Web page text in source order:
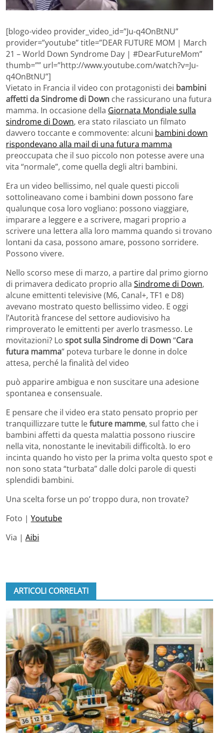
[blogo-video provider_video_id=”Ju-q4OnBtNU”
provider=”youtube” title=”DEAR FUTURE MOM | March
21 – World Down Syndrome Day | #DearFutureMom”
thumb=”” url=”http://www.youtube.com/watch?v=Ju-
q4OnBtNU”]
Vietato in Francia il video con protagonisti dei bambini
affetti da Sindrome di Down che rassicurano una futura
mamma. In occasione della Giornata Mondiale sulla
sindrome di Down, era stato rilasciato un filmato
davvero toccante e commovente: alcuni bambini down
rispondevano alla mail di una futura mamma
preoccupata che il suo piccolo non potesse avere una
vita “normale”, come quella degli altri bambini.
Era un video bellissimo, nel quale questi piccoli
sottolineavano come i bambini down possono fare
qualunque cosa loro vogliano: possono viaggiare,
imparare a leggere e a scrivere, magari proprio a
scrivere una lettera alla loro mamma quando si trovano
lontani da casa, possono amare, possono sorridere.
Possono vivere.
Nello scorso mese di marzo, a partire dal primo giorno
di primavera dedicato proprio alla Sindrome di Down,
alcune emittenti televisive (M6, Canal+, TF1 e D8)
avevano mostrato questo bellissimo video. E oggi
l’Autorità francese del settore audiovisivo ha
rimproverato le emittenti per averlo trasmesso. Le
movitazioni? Lo spot sulla Sindrome di Down“Cara
futura mamma” poteva turbare le donne in dolce
attesa, perché la finalità del video
può apparire ambigua e non suscitare una adesione
spontanea e consensuale.
E pensare che il video era stato pensato proprio per
tranquillizzare tutte lefuture mamme, sul fatto che i
bambini affetti da questa malattia possono riuscire
nella vita, nonostante le inevitabili difficoltà. Io ero
incinta quando ho visto per la prima volta questo spot e
non sono stata “turbata” dalle dolci parole di questi
splendidi bambini.
Una scelta forse un po’ troppo dura, non trovate?
Foto | Youtube
Via | Aibi
ARTICOLI CORRELATI